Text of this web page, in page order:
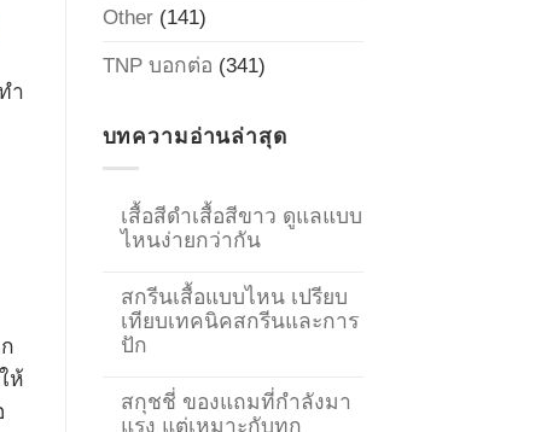
ำ
ห้
Other(141)
TNP บอกต่อ (341)
บทความอ่านล่าสุด
เสื้อสีดำเสื้อสีขาว ดูแลแบบ
ไหนง่ายกว่ากัน
สกรีนเสื้อแบบไหน เปรียบ
เทียบเทคนิคสกรีนและการ
ปัก
สกุชชี่ ของแถมที่กำลังมา
แรง แต่เหมาะกับทุก